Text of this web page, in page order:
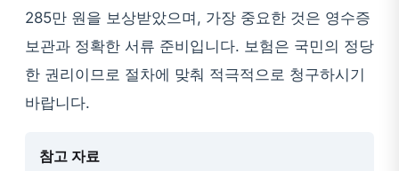
285만 원을 보상받았으며, 가장 중요한 것은 영수증
보관과 정확한 서류 준비입니다. 보험은 국민의 정당
한 권리이므로 절차에 맞춰 적극적으로 청구하시기
바랍니다.
참고 자료